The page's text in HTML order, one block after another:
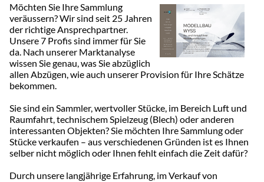
Möchten Sie Ihre Sammlung
veräussern? Wir sind seit 25 Jahren
der richtige Ansprechpartner.
Unsere 7 Profis sind immer für Sie
da. Nach unserer Marktanalyse
wissen Sie genau, was Sie abzüglich
allen Abzügen, wie auch unserer Provision für Ihre Schätze
bekommen.
Sie sind ein Sammler, wertvoller Stücke, im Bereich Luft und
Raumfahrt, technischem Spielzeug (Blech) oder anderen
interessanten Objekten? Sie möchten Ihre Sammlung oder
Stücke verkaufen – aus verschiedenen Gründen ist es Ihnen
selber nicht möglich oder Ihnen fehlt einfach die Zeit dafür?
Durch unsere langjährige Erfahrung, im Verkauf von